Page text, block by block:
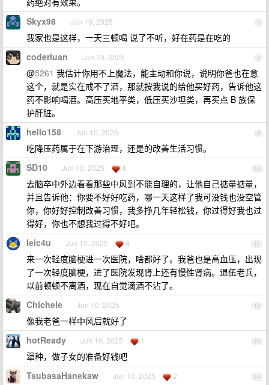
7
Skyx98 Jun 10, 2025
我家也是这样，一天三顿喝 说了不听，好在药是在吃的
8
coderluan Jun 10, 2025
@5261 我估计你用不上魔法，能主动和你说，说明你爸也在意
这个，就是实在戒不了酒，那就按我说的给他买好药，告诉他这
药不影响喝酒。高压买地平类，低压买沙坦类，再买点 B 族保
护肝脏。
9
hello158 Jun 10, 2025
吃降压药属于在下游治理，还是的改善生活习惯。
10
SD10 Jun 10, 2025 4
去脑卒中外边看看那些中风到不能自理的，让他自己掂量掂量，
并且告诉他：你要不好好吃药，哪一天这样了我可没钱也没空管
你，你好好控制改善习惯，我多挣几年轻松钱，你过得好我也过
得好，你也不想我过得不好吧。
11
leic4u Jun 10, 2025 4
来一次轻度脑梗进一次医院，啥都好了。我爸也是高血压，出现
了一次轻度脑梗，进了医院发现肾上还有慢性肾病。退伍老兵，
以前顿顿不离酒，现在自觉滴酒不沾了。
12
Chichele Jun 10, 2025
像我老爸一样中风后就好了
13
hotReady Jun 10, 2025 1
犟种，做子女的准备好钱吧
14
TsubasaHanekaw Jun 10, 2025 2